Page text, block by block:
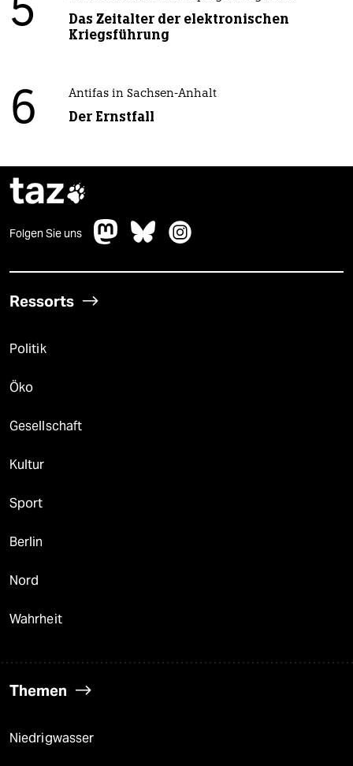
5
Das Zeitalter der elektronischen
Kriegsführung
6 Antifas in Sachsen-Anhalt
Der Ernstfall
taz
Folgen Sie uns
Ressorts
Politik
Öko
Gesellschaft
Kultur
Sport
Berlin
Nord
Wahrheit
Themen
Niedrigwasser